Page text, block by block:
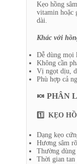
Kẹo hồng
vitamin hoặc
dài.
Khác với
Dễ dùng mọi
Không cần
Vị ngọt dịu,
Phù hợp cả
🍬 PHÂN
1️⃣ KẸO
Dạng kẹo
Hương sâm
Thường
Thời gian tan